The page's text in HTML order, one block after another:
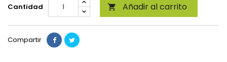
Cantidad  Añadir al carrito
Compartir